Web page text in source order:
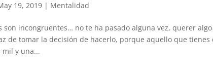
19, 2019 | Mentalidad
son incongruentes… no te ha pasado alguna vez, querer
de tomar la decisión de hacerlo, porque aquello que
y una...